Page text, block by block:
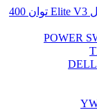
منبع تغذیه کامپیوتر کولر مستر مدل Elite V3 توان 400